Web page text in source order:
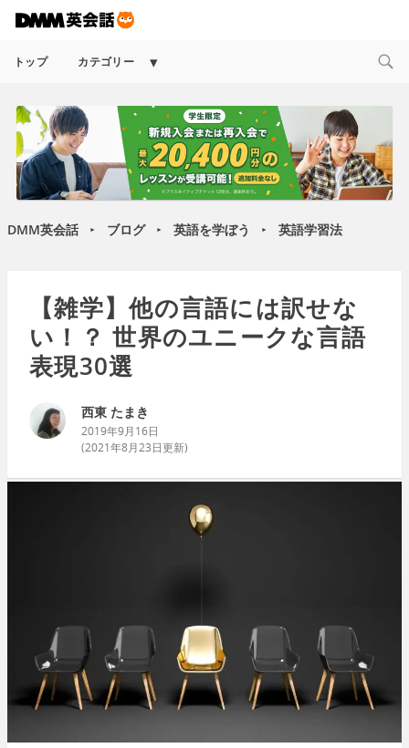
トップ カテゴリー
Expand
menu
DMM英会話 ► ブログ ► 英語を学ぼう ► 英語学習法
【雑学】他の言語には訳せな
い！？ 世界のユニークな言語
表現30選
西東 たまき
2019年9月16日
(2021年8月23日更新)